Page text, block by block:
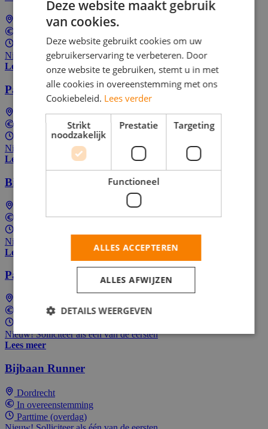
Rotterdam
Parttime (overdag)
Nieuw! Solliciteer als één van de eersten
Lees meer
Parttime Runner
Puttershoek
In overeenstemming
Parttime (overdag)
Nieuw! Solliciteer als één van de eersten
Lees meer
Bijbaan Runner
In overeenstemming
Nieuw! Solliciteer als één van de eersten
Lees meer
Parttime Runner
In overeenstemming
Nieuw! Solliciteer als één van de eersten
Lees meer
Bijbaan Runner
Dordrecht
In overeenstemming
Parttime (overdag)
Deze website maakt gebruik
van cookies.
Deze website gebruikt cookies om uw
gebruikerservaring te verbeteren. Door
onze website te gebruiken, stemt u in met
alle cookies in overeenstemming met ons
Cookiebeleid. Lees verder
Strikt
noodzakelijk
Prestatie Targeting
Functioneel
ALLES ACCEPTEREN
ALLES AFWIJZEN
DETAILS WEERGEVEN